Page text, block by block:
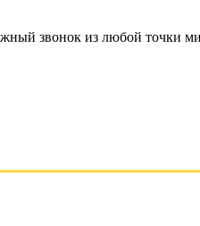
звонок из любой точки